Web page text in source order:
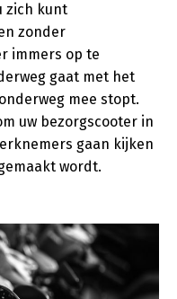
zich kunt
zonder
immers op te
gaat met het
mee stopt.
uw bezorgscooter in
gaan kijken
wordt.